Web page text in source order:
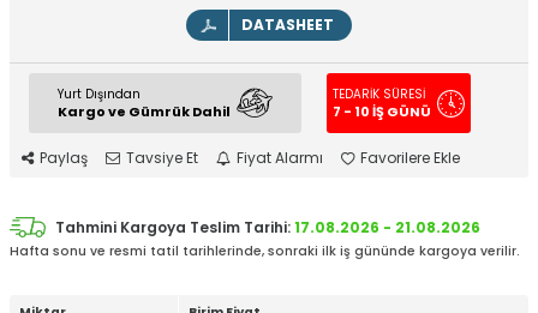
DATASHEET
Yurt Dışından
Kargo ve Gümrük Dahil
TEDARİK SÜRESİ
7 - 10 İŞ GÜNÜ
Paylaş Tavsiye Et Fiyat Alarmı Favorilere Ekle
Tahmini Kargoya Teslim Tarihi:17.08.2026 - 21.08.2026
Hafta sonu ve resmi tatil tarihlerinde, sonraki ilk iş gününde kargoya verilir.